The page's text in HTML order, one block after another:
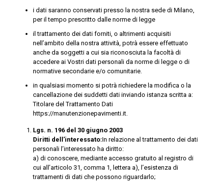
i dati saranno conservati presso la nostra sede di Milano,
per il tempo prescritto dalle norme di legge
il trattamento dei dati forniti, o altrimenti acquisiti
nell’ambito della nostra attività, potrà essere effettuato
anche da soggetti a cui sia riconosciuta la facoltà di
accedere ai Vostri dati personali da norme di legge o di
normative secondarie e/o comunitarie.
in qualsiasi momento si potrà richiedere la modifica o la
cancellazione dei suddetti dati inviando istanza scritta a:
Titolare del Trattamento Dati
https://manutenzionepavimenti.it.
Lgs. n. 196 del 30 giugno 2003
Diritti dell’interessato:In relazione al trattamento dei dati
personali l’interessato ha diritto:
a) di conoscere, mediante accesso gratuito al registro di
cui all’articolo 31, comma 1, lettera a), l’esistenza di
trattamenti di dati che possono riguardarlo;